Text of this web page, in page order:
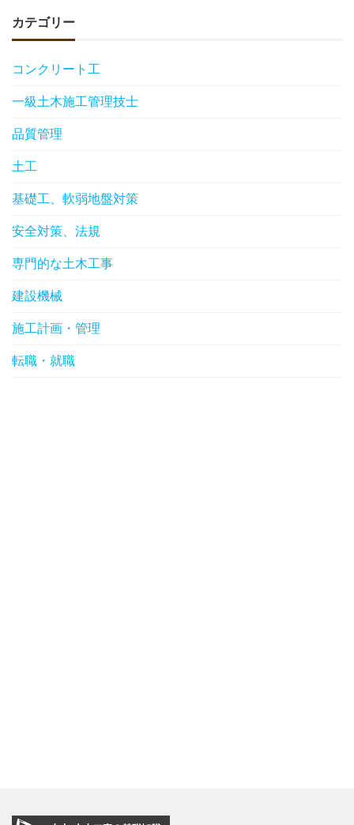
カテゴリー
コンクリート工
一級土木施工管理技士
品質管理
土工
基礎工、軟弱地盤対策
安全対策、法規
専門的な土木工事
建設機械
施工計画・管理
転職・就職